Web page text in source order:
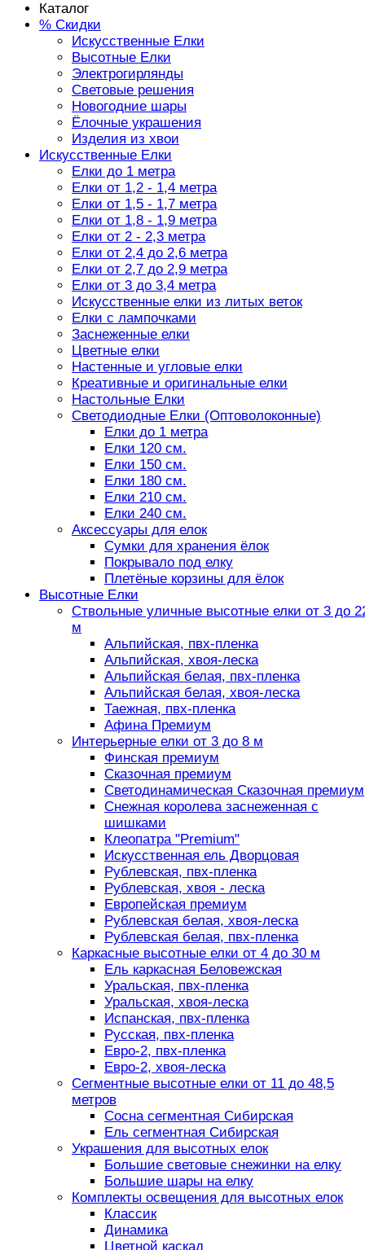
Каталог
% Скидки
Искусственные Елки
Высотные Елки
Электрогирлянды
Световые решения
Новогодние шары
Ёлочные украшения
Изделия из хвои
Искусственные Елки
Елки до 1 метра
Елки от 1,2 - 1,4 метра
Елки от 1,5 - 1,7 метра
Елки от 1,8 - 1,9 метра
Елки от 2 - 2,3 метра
Елки от 2,4 до 2,6 метра
Елки от 2,7 до 2,9 метра
Елки от 3 до 3,4 метра
Искусственные елки из литых веток
Елки с лампочками
Заснеженные елки
Цветные елки
Настенные и угловые елки
Креативные и оригинальные елки
Настольные Елки
Светодиодные Елки (Оптоволоконные)
Елки до 1 метра
Елки 120 см.
Елки 150 см.
Елки 180 см.
Елки 210 см.
Елки 240 см.
Аксессуары для елок
Сумки для хранения ёлок
Покрывало под елку
Плетёные корзины для ёлок
Высотные Елки
Ствольные уличные высотные елки от 3 до
м
Альпийская, пвх-пленка
Альпийская, хвоя-леска
Альпийская белая, пвх-пленка
Альпийская белая, хвоя-леска
Таежная, пвх-пленка
Афина Премиум
Интерьерные елки от 3 до 8 м
Финская премиум
Сказочная премиум
Светодинамическая Сказочная премиум
Снежная королева заснеженная с
шишками
Клеопатра "Premium"
Искусственная ель Дворцовая
Рублевская, пвх-пленка
Рублевская, хвоя - леска
Европейская премиум
Рублевская белая, хвоя-леска
Рублевская белая, пвх-пленка
Каркасные высотные елки от 4 до 30 м
Ель каркасная Беловежская
Уральская, пвх-пленка
Уральская, хвоя-леска
Испанская, пвх-пленка
Русская, пвх-пленка
Евро-2, пвх-пленка
Евро-2, хвоя-леска
Сегментные высотные елки от 11 до 48,5
метров
Сосна сегментная Сибирская
Ель сегментная Сибирская
Украшения для высотных елок
Большие световые снежинки на елку
Большие шары на елку
Комплекты освещения для высотных елок
Классик
Динамика
Цветной каскад